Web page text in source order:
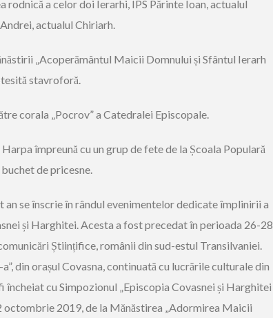
rodnică a celor doi Ierarhi, ÎPS Părinte Ioan, actualul
actualul Chiriarh.
„Acoperământul Maicii Domnului și Sfântul Ierarh
stavroforă.
corala „Pocrov” a Catedralei Episcopale.
împreună cu un grup de fete de la Școala Populară
de pricesne.
se înscrie în rândul evenimentelor dedicate împlinirii a
și Harghitei. Acesta a fost precedat în perioada 26-28
Științifice, românii din sud-estul Transilvaniei.
din orașul Covasna, continuată cu lucrările culturale din
încheiat cu Simpozionul „Episcopia Covasnei și Harghitei
octombrie 2019, de la Mănăstirea „Adormirea Maicii